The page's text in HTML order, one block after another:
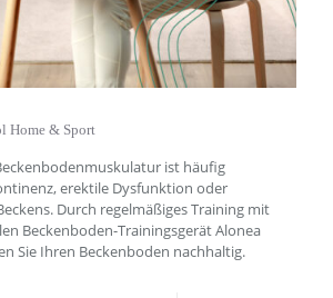
Home & Sport
ist häufig
erektile Dysfunktion oder
Durch regelmäßiges Training mit
Beckenboden-Trainingsgerät Alonea
Sie Ihren Beckenboden nachhaltig.